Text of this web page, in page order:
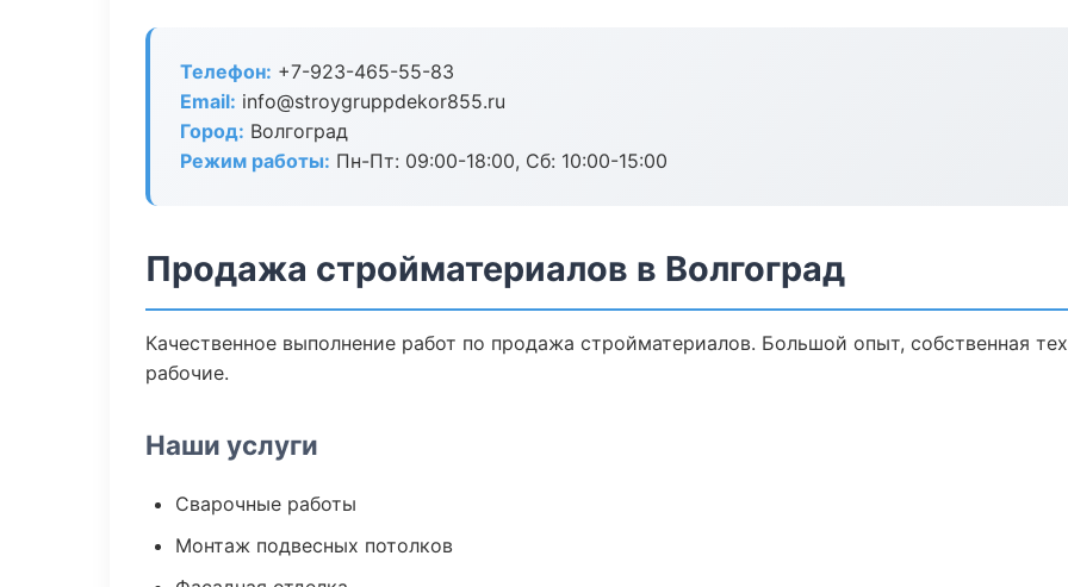
Телефон: +7-923-465-55-83
Email: info@stroygruppdekor855.ru
Город: Волгоград
Режим работы: Пн-Пт: 09:00-18:00, Сб: 10:00-15:00
Продажа стройматериалов в Волгоград
Качественное выполнение работ по продажа стройматериалов. Большой опыт, собственная
рабочие.
Наши услуги
Сварочные работы
Монтаж подвесных потолков